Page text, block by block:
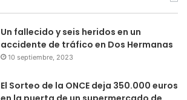
Un fallecido y seis heridos en un
accidente de tráfico en Dos Hermanas
10 septiembre, 2023
El Sorteo de la ONCE deja 350.000 euros